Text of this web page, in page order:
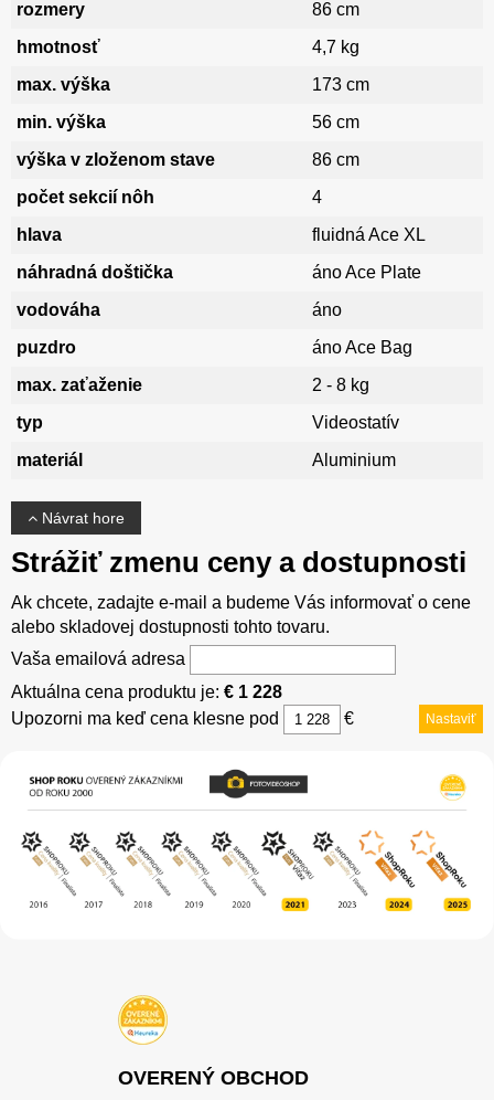
rozmery
86 cm
hmotnosť
4,7 kg
max. výška
173 cm
min. výška
56 cm
výška v zloženom stave
86 cm
počet sekcií nôh
4
hlava
fluidná Ace XL
náhradná doštička
áno Ace Plate
vodováha
áno
puzdro
áno Ace Bag
max. zaťaženie
2 - 8 kg
typ
Videostatív
materiál
Aluminium
Návrat hore
Strážiť zmenu ceny a dostupnosti
Ak chcete, zadajte e-mail a budeme Vás informovať o cene
alebo skladovej dostupnosti tohto tovaru.
Vaša emailová adresa
Aktuálna cena produktu je: € 1 228
Upozorni ma keď cena klesne pod
€ Nastaviť
OVERENÝ OBCHOD